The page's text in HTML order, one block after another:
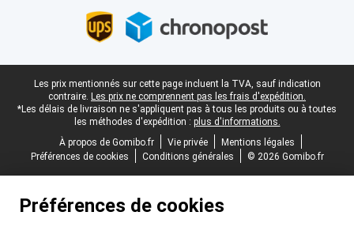
Pied-de-page légal
Les prix mentionnés sur cette page incluent la TVA, sauf indication
contraire. Les prix ne comprennent pas les frais d'expédition.
*Les délais de livraison ne s'appliquent pas à tous les produits ou à toutes
les méthodes d'expédition : plus d'informations.
À propos de Gomibo.fr
Vie privée
Mentions légales
Préférences de cookies
Conditions générales © 2026 Gomibo.fr
Préférences de cookies